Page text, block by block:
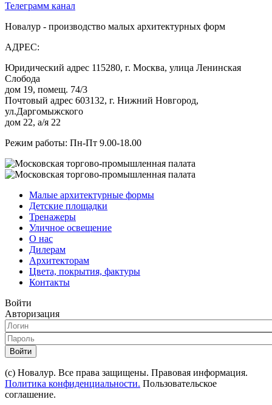
Телеграмм канал
Новалур - производство малых архитектурных форм
АДРЕС:
Юридический адрес 115280, г. Москва, улица Ленинская
Слобода
дом 19, помещ. 74/3
Почтовый адрес 603132, г. Нижний Новгород,
ул.Даргомыжского
дом 22, а/я 22
Режим работы: Пн-Пт 9.00-18.00
Малые архитектурные формы
Детские площадки
Тренажеры
Уличное освещение
О нас
Дилерам
Архитекторам
Цвета, покрытия, фактуры
Контакты
Войти
Авторизация
Войти
(с) Новалур. Все права защищены. Правовая информация.
Политика конфиденциальности. Пользовательское
соглашение.